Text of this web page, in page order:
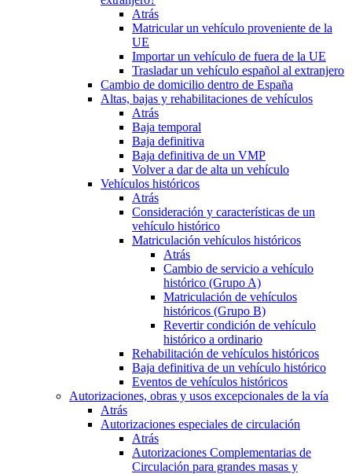
Atrás
Matricular un vehículo proveniente de la
UE
Importar un vehículo de fuera de la UE
Trasladar un vehículo español al extranjero
Cambio de domicilio dentro de España
Altas, bajas y rehabilitaciones de vehículos
Atrás
Baja temporal
Baja definitiva
Baja definitiva de un VMP
Volver a dar de alta un vehículo
Vehículos históricos
Atrás
Consideración y características de un
vehículo histórico
Matriculación vehículos históricos
Atrás
Cambio de servicio a vehículo
histórico (Grupo A)
Matriculación de vehículos
históricos (Grupo B)
Revertir condición de vehículo
histórico a ordinario
Rehabilitación de vehículos históricos
Baja definitiva de un vehículo histórico
Eventos de vehículos históricos
Autorizaciones, obras y usos excepcionales de la vía
Atrás
Autorizaciones especiales de circulación
Atrás
Autorizaciones Complementarias de
Circulación para grandes masas y